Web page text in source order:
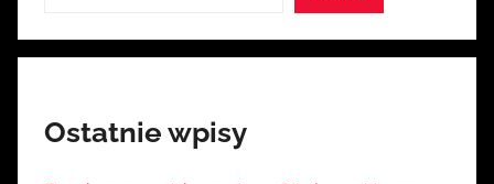
Ostatnie wpisy